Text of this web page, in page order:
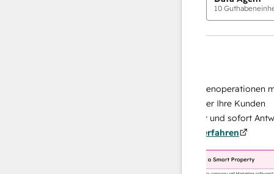
10
Skalieren Sie Ihrer Datenoperationen mit
KI-gestützten Agent, der Ihre Kunden
recherchiert, analysiert und sofort
Mehr erfahren